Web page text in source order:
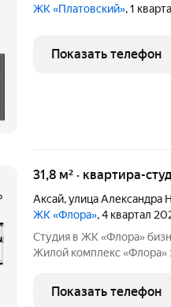
ЖК «Платовский», 1
Показать телефон
31,8 м² · квартира-
Аксай,улица Александра
ЖК «Флора», 4 квартал
Студия в ЖК «Флора» бизнес-класс для комфортной жизни!
Жилой комплекс «Флора» это уникальное сочетание природы и
атмосфера и
условия для жизни.
Показать телефон